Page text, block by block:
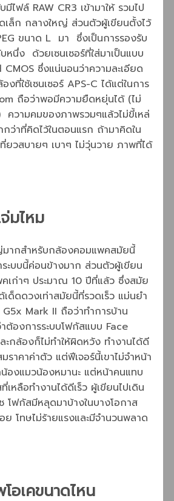
ไฟล์ RAW CR3 เข้ามาให้ รวมไป
เล็ก กลางใหญ่ ส่วนตัวผู้เขียนตั้งไว้
ขนาด L มา ซึ่งเป็นการรองรับ
หนึ่ง ด้วยเซนเซอร์ที่ใส่มาเป็นแบบ
ซึ่งแน่นอนว่าความละเอียด
งที่ใช้เซนเซอร์ APS-C ได้แต่ในการ
ถือว่าพอมีความยืดหยุ่นได้ (ไม่
) ความคมของภาพรวมๆแล้วไม่ขี้เหล่
กว่าที่คิดไว้ในตอนแรก ถ้ามาคิดใน
ยวสบายๆ เบาๆ ไม่วุ่นวาย ภาพที่ได้
มไหม
มากสำหรับกล้องคอมแพคสมัยนี้
ระบบนี้ค่อนข้างมาก ส่วนตัวผู้เขียน
เก่าๆ ประมาณ 10 ปีที่แล้ว ซึ่งสมัย
เด็ดดวงเท่าสมัยนี้ที่รวดเร็ว แม่นยำ
Mark II ถือว่าทำการบ้าน
ต้องการระบบโฟกัสแบบ Face
กล้องก็ไม่ทำให้ผิดหวัง ทำงานได้ดี
ราคาค่าตัว แต่ฟีเจอร์นี้เขาไม่จำหน้า
องแมวน้องหมานะ แต่หน้าคนแทบ
หลือทำงานได้ดีเร็ว ผู้เขียนไปเดิน
โฟกัสมีหลุดมาบ้างในบางโอกาส
ย โทษไม่ร้ายแรงและมีจำนวนพลาด
อเคขนาดไหน